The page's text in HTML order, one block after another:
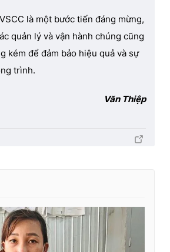
là một bước tiến đáng mừng,
quản lý và vận hành chúng cũng
kém để đảm bảo hiệu quả và sự
trình.
Văn Thiệp